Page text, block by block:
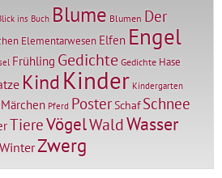
ins Buch Blume Blumen Der
Elementarwesen Elfen Engel
Frühling Gedichte Gedichte Hase
KindKinder Kindergarten
Märchen Pferd PosterSchaf Schnee
TiereVögelWaldWasser
WinterZwerg